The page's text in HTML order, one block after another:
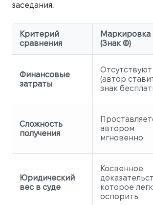
заседания.
Критерий
сравнения
Маркировка
(Знак ©)
Финансовые
затраты
Отсутствуют
(автор
знак
Сложность
получения
автором
мгновенно
Юридический
вес в суде
Косвенное
которое
оспорить